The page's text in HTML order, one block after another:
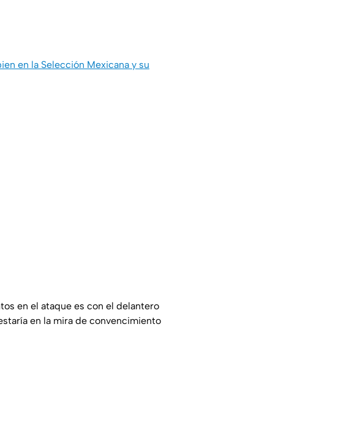
en la Selección Mexicana y su
en el ataque es con el delantero
en la mira de convencimiento